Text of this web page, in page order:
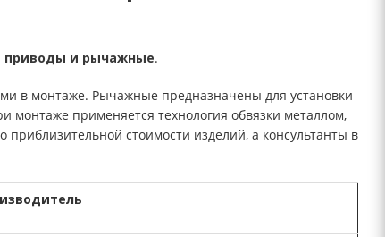
приводы и рычажные.
в монтаже. Рычажные предназначены для установки
применяется технология обвязки металлом,
стоимости изделий, а консультанты в